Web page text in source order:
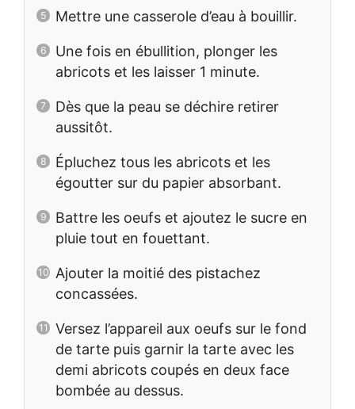
Mettre une casserole d’eau à bouillir.
Une fois en ébullition, plonger les
abricots et les laisser 1 minute.
Dès que la peau se déchire retirer
aussitôt.
Épluchez tous les abricots et les
égoutter sur du papier absorbant.
Battre les oeufs et ajoutez le sucre en
pluie tout en fouettant.
Ajouter la moitié des pistachez
concassées.
Versez l’appareil aux oeufs sur le fond
de tarte puis garnir la tarte avec les
demi abricots coupés en deux face
bombée au dessus.